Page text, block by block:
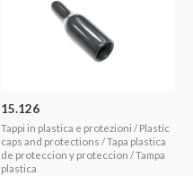
15.126
Tappi in plastica e protezioni / Plastic
caps and protections / Tapa plastica
de proteccion y proteccion / Tampa
plastica